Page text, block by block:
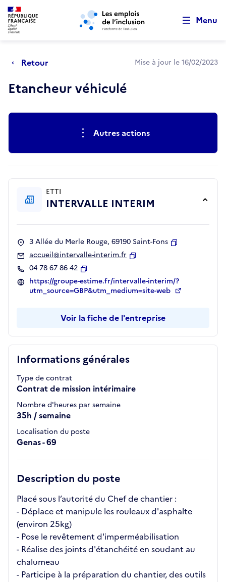
Aller au menu principal Aller au contenu principal
Menu
Retour Mise à jour le 16/02/2023
Etancheur véhiculé
Actions rapidesAutres actions
Informations générales
Type de contrat
Contrat de mission intérimaire
Nombre d'heures par semaine
35h / semaine
Localisation du poste
Genas - 69
Description du poste
Placé sous l’autorité du Chef de chantier :
- Déplace et manipule les rouleaux d'asphalte
(environ 25kg)
- Pose le revêtement d'imperméabilisation
- Réalise des joints d'étanchéité en soudant au
chalumeau
- Participe à la préparation du chantier, des outils
ETTI
INTERVALLE INTERIM
3 Allée du Merle Rouge, 69190 Saint-Fons
accueil@intervalle-interim.fr
04 78 67 86 42
Copier
https://groupe-estime.fr/intervalle-interim/?
utm_source=GBP&utm_medium=site-web
Voir la fiche de l'entreprise
Retour au début de la page
Panneau de gestion des cookies